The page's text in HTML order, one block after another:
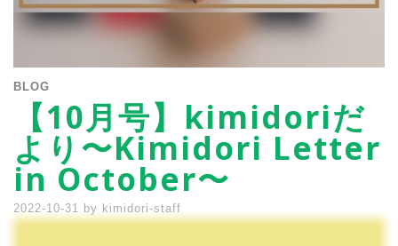
BLOG
【10月号】kimidoriだ
より〜Kimidori Letter
in October〜
2022-10-31 by kimidori-staff